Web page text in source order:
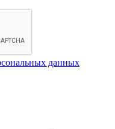
данных